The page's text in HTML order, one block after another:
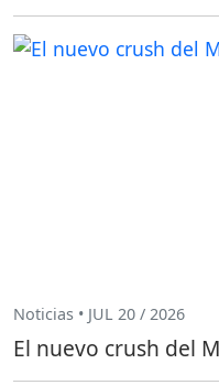
Noticias • JUL 20 / 2026
El nuevo crush del